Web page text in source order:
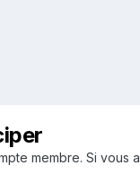
membre. Si vous